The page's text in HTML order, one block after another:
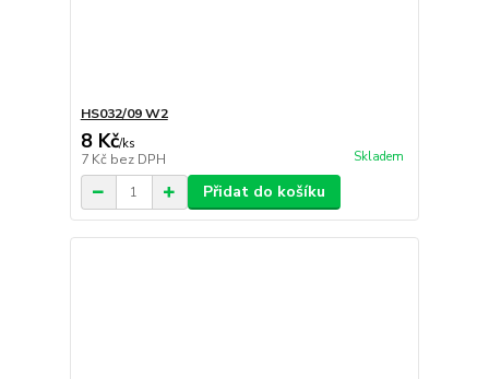
HS032/09 W2
8 Kč/ks
7 Kč bez DPH Skladem
Přidat do košíku